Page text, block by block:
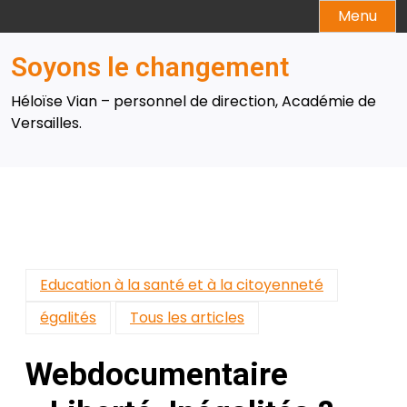
to
content
Menu
Soyons le changement
Héloïse Vian – personnel de direction, Académie de
Versailles.
Education à la santé et à la citoyenneté
égalités
Tous les articles
Webdocumentaire